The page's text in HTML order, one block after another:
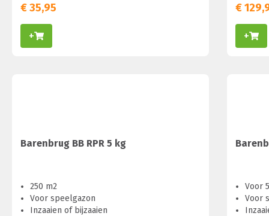
€35,95
+
€
+
Barenbrug BB RPR 5 kg
250 m2
Voor speelgazon
Inzaaien of bijzaaien
Voor
Voor